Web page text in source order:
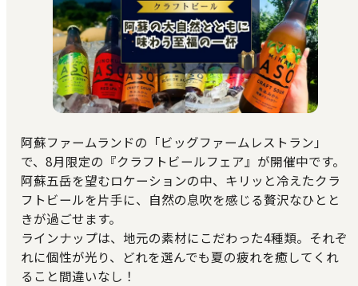
阿蘇ファームランドの「ビッグファームレストラン」
で、8月限定の『クラフトビールフェア』が開催中です。
阿蘇五岳を望むロケーションの中、キリッと冷えたクラ
フトビールを片手に、自然の息吹を感じる贅沢なひとと
きが過ごせます。
ラインナップは、地元の素材にこだわった4種類。それぞ
れに個性が光り、どれを選んでも夏の疲れを癒してくれ
ること間違いなし！